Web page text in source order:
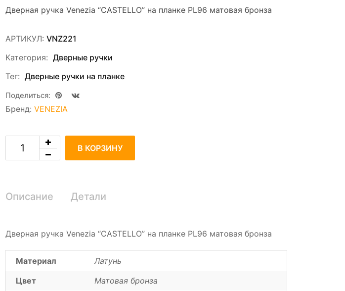
Дверная ручка Venezia “CASTELLO” на планке PL96 матовая бронза
АРТИКУЛ: VNZ221
Категория: Дверные ручки
Тег: Дверные ручки на планке
Поделиться:
Бренд: VENEZIA
В КОРЗИНУ
Описание Детали
Дверная ручка Venezia “CASTELLO” на планке PL96 матовая бронза
Материал
Латунь
Цвет
Матовая бронза